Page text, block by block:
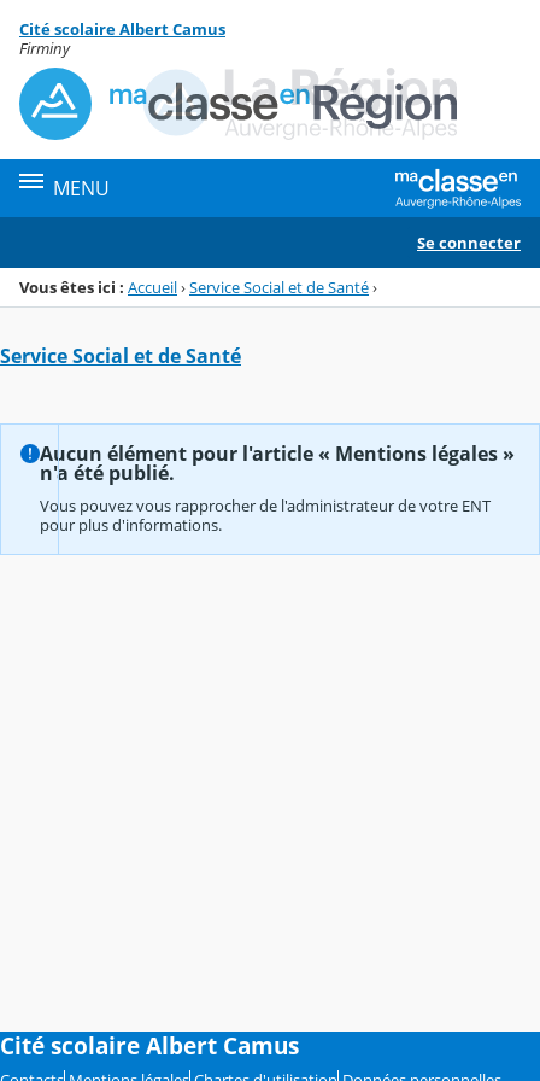
Menu de la rubrique
Contenu
Cité scolaire Albert Camus
Firminy
MENU
Se connecter
Vous êtes ici : Accueil›Service Social et de Santé›
Service Social et de Santé
Aucun élément pour l'article « Mentions légales »
n'a été publié.
Vous pouvez vous rapprocher de l'administrateur de votre ENT
pour plus d'informations.
Cité scolaire Albert Camus